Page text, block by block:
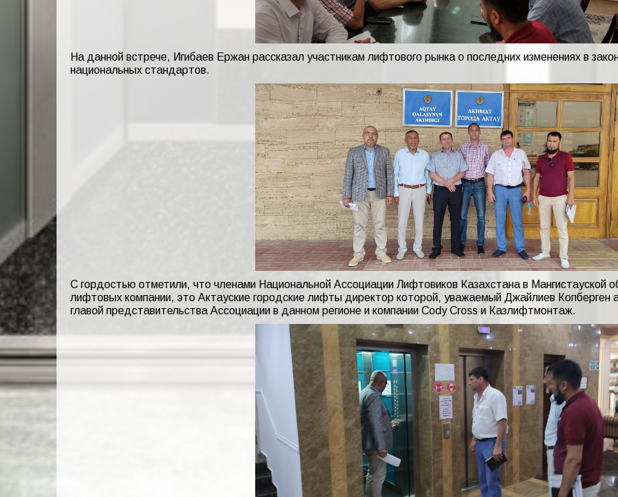
На данной встрече, Игибаев Ержан рассказал участникам лифтового рынка о последних изменениях в
национальных стандартов.
С гордостью отметили, что членами Национальной Ассоциации Лифтовиков Казахстана в Мангистауской
лифтовых компании, это Актауские городские лифты директор которой, уважаемый Джайлиев Копберген
главой представительства Ассоциации в данном регионе и компании Cody Cross и Казлифтмонтаж.